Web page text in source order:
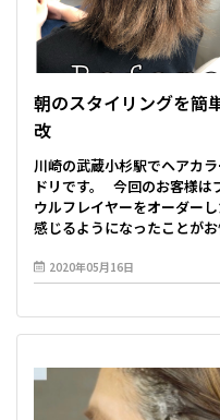
朝のスタイリングを簡
改
川崎の武蔵小杉駅でヘアカ
ドリです。 今回のお客様は
ウルフレイヤーをオーダー
感じるようになったことが
2020年05月16日